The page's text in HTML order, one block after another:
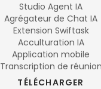
Studio Agent IA
Agrégateur de Chat IA
Extension Swiftask
Acculturation IA
Application mobile
Transcription de réunion
TÉLÉCHARGER